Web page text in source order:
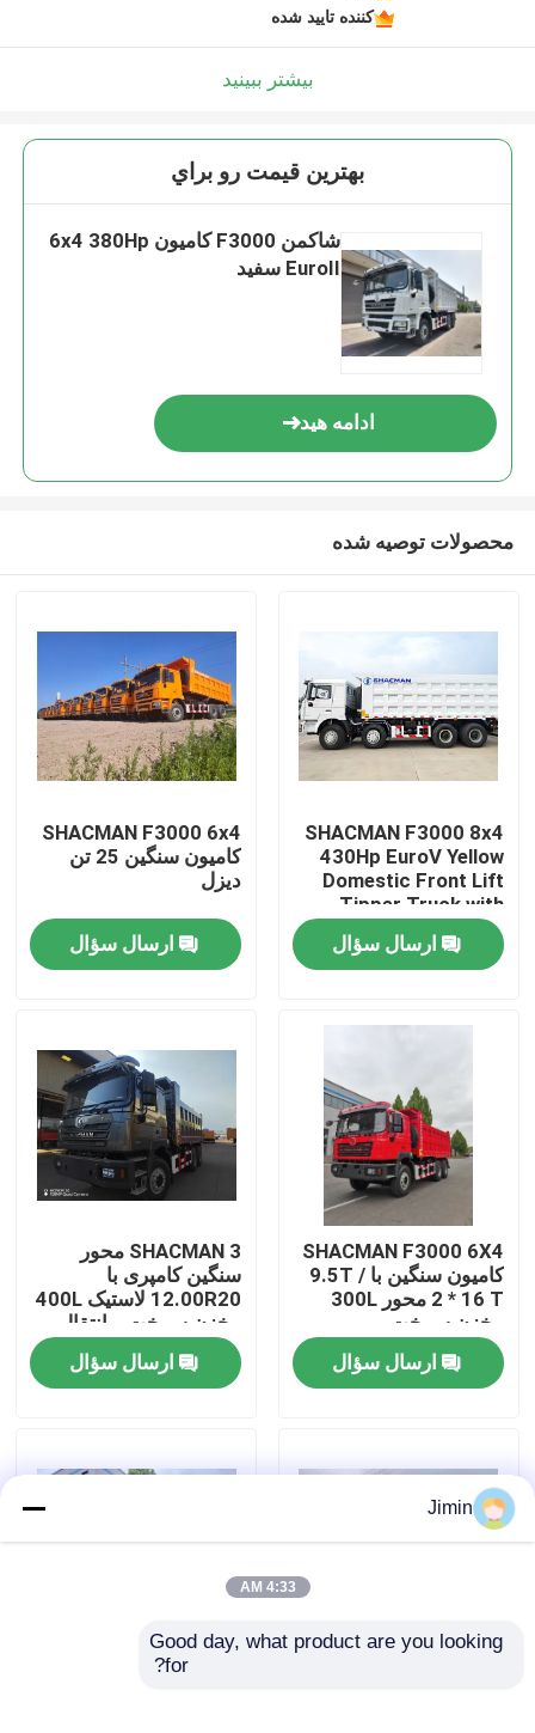
محصولات
درباره ما
تور کارخانه
کنترل کیفیت
اخبار
کامیون کمپرسی سنگین
کننده تایید شده
بیشتر ببینید
بهترين قيمت رو براي
شاکمن F3000 کامیون 6x4 380Hp
EuroII سفید
ادامه هید
محصولات توصیه شده
SHACMAN F3000 8x4
430Hp EuroV Yellow
Domestic Front Lift
Tipper Truck with
300L Fuel Tank and
12.00R20 Tires
ارسال سؤال
SHACMAN F3000 6x4
کامیون سنگین 25 تن
دیزل
ارسال سؤال
SHACMAN F3000 6X4
کامیون سنگین با 9.5T /
2 * 16 T محور 300L
مخزن سوخت و
3775+1400 میلی متر
فاصله چرخارسال سؤال
SHACMAN 3 محور
سنگین کامپری با
12.00R20 لاستیک 400L
مخزن سوخت و انتقال
دستی 430HP یوروII 25
تن
ارسال سؤال
SHACMAN X3000
Jimin
4:33 AM
Good day, what product are you looking
for?